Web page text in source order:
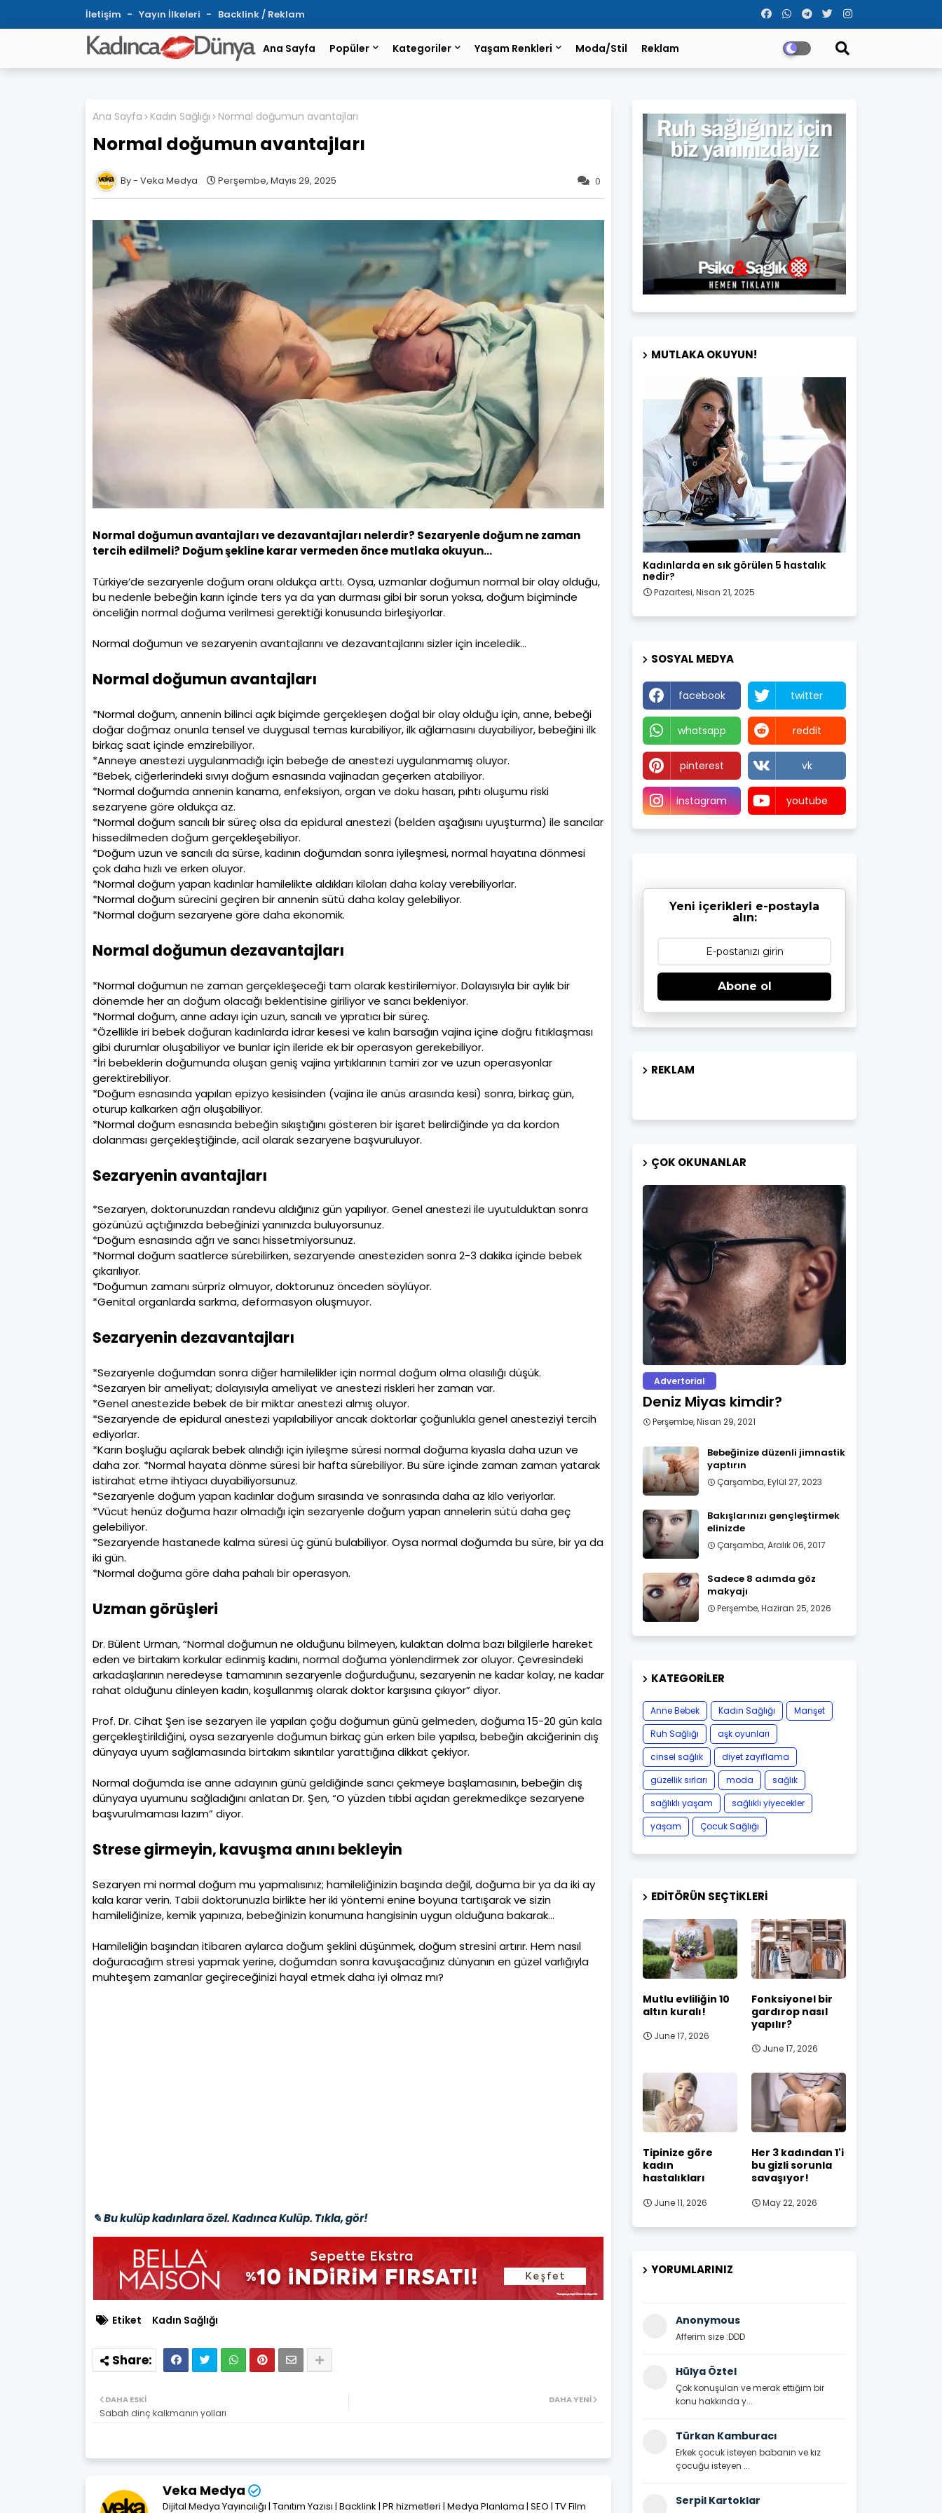
İletişim Yayın İlkeleri Backlink / Reklam
Ana Sayfa Popüler Kategoriler Yaşam Renkleri Moda/Stil Reklam
Ana Sayfa Kadın Sağlığı Normal doğumun avantajları
Normal doğumun avantajları
0
Veka Medya Perşembe, Mayıs 29, 2025
Normal doğumun avantajları ve dezavantajları nelerdir? Sezaryenle doğum ne zaman
tercih edilmeli? Doğum şekline karar vermeden önce mutlaka okuyun...
Türkiye’de sezaryenle doğum oranı oldukça arttı. Oysa, uzmanlar doğumun normal bir olay olduğu,
bu nedenle bebeğin karın içinde ters ya da yan durması gibi bir sorun yoksa, doğum biçiminde
önceliğin normal doğuma verilmesi gerektiği konusunda birleşiyorlar.
Normal doğumun ve sezaryenin avantajlarını ve dezavantajlarını sizler için inceledik…
Normal doğumun avantajları
*Normal doğum, annenin bilinci açık biçimde gerçekleşen doğal bir olay olduğu için, anne, bebeği
doğar doğmaz onunla tensel ve duygusal temas kurabiliyor, ilk ağlamasını duyabiliyor, bebeğini ilk
birkaç saat içinde emzirebiliyor.
*Anneye anestezi uygulanmadığı için bebeğe de anestezi uygulanmamış oluyor.
*Bebek, ciğerlerindeki sıvıyı doğum esnasında vajinadan geçerken atabiliyor.
*Normal doğumda annenin kanama, enfeksiyon, organ ve doku hasarı, pıhtı oluşumu riski
sezaryene göre oldukça az.
*Normal doğum sancılı bir süreç olsa da epidural anestezi (belden aşağısını uyuşturma) ile sancılar
hissedilmeden doğum gerçekleşebiliyor.
*Doğum uzun ve sancılı da sürse, kadının doğumdan sonra iyileşmesi, normal hayatına dönmesi
çok daha hızlı ve erken oluyor.
*Normal doğum yapan kadınlar hamilelikte aldıkları kiloları daha kolay verebiliyorlar.
*Normal doğum sürecini geçiren bir annenin sütü daha kolay gelebiliyor.
*Normal doğum sezaryene göre daha ekonomik.
Normal doğumun dezavantajları
*Normal doğumun ne zaman gerçekleşeceği tam olarak kestirilemiyor. Dolayısıyla bir aylık bir
dönemde her an doğum olacağı beklentisine giriliyor ve sancı bekleniyor.
*Normal doğum, anne adayı için uzun, sancılı ve yıpratıcı bir süreç.
*Özellikle iri bebek doğuran kadınlarda idrar kesesi ve kalın barsağın vajina içine doğru fıtıklaşması
gibi durumlar oluşabiliyor ve bunlar için ileride ek bir operasyon gerekebiliyor.
*İri bebeklerin doğumunda oluşan geniş vajina yırtıklarının tamiri zor ve uzun operasyonlar
gerektirebiliyor.
*Doğum esnasında yapılan epizyo kesisinden (vajina ile anüs arasında kesi) sonra, birkaç gün,
oturup kalkarken ağrı oluşabiliyor.
*Normal doğum esnasında bebeğin sıkıştığını gösteren bir işaret belirdiğinde ya da kordon
dolanması gerçekleştiğinde, acil olarak sezaryene başvuruluyor.
Sezaryenin avantajları
*Sezaryen, doktorunuzdan randevu aldığınız gün yapılıyor. Genel anestezi ile uyutulduktan sonra
gözünüzü açtığınızda bebeğinizi yanınızda buluyorsunuz.
*Doğum esnasında ağrı ve sancı hissetmiyorsunuz.
*Normal doğum saatlerce sürebilirken, sezaryende anesteziden sonra 2-3 dakika içinde bebek
çıkarılıyor.
*Doğumun zamanı sürpriz olmuyor, doktorunuz önceden söylüyor.
*Genital organlarda sarkma, deformasyon oluşmuyor.
Sezaryenin dezavantajları
*Sezaryenle doğumdan sonra diğer hamilelikler için normal doğum olma olasılığı düşük.
*Sezaryen bir ameliyat; dolayısıyla ameliyat ve anestezi riskleri her zaman var.
*Genel anestezide bebek de bir miktar anestezi almış oluyor.
*Sezaryende de epidural anestezi yapılabiliyor ancak doktorlar çoğunlukla genel anesteziyi tercih
ediyorlar.
*Karın boşluğu açılarak bebek alındığı için iyileşme süresi normal doğuma kıyasla daha uzun ve
daha zor. *Normal hayata dönme süresi bir hafta sürebiliyor. Bu süre içinde zaman zaman yatarak
istirahat etme ihtiyacı duyabiliyorsunuz.
*Sezaryenle doğum yapan kadınlar doğum sırasında ve sonrasında daha az kilo veriyorlar.
*Vücut henüz doğuma hazır olmadığı için sezaryenle doğum yapan annelerin sütü daha geç
gelebiliyor.
*Sezaryende hastanede kalma süresi üç günü bulabiliyor. Oysa normal doğumda bu süre, bir ya da
iki gün.
*Normal doğuma göre daha pahalı bir operasyon.
Uzman görüşleri
Dr. Bülent Urman, “Normal doğumun ne olduğunu bilmeyen, kulaktan dolma bazı bilgilerle hareket
eden ve birtakım korkular edinmiş kadını, normal doğuma yönlendirmek zor oluyor. Çevresindeki
arkadaşlarının neredeyse tamamının sezaryenle doğurduğunu, sezaryenin ne kadar kolay, ne kadar
rahat olduğunu dinleyen kadın, koşullanmış olarak doktor karşısına çıkıyor” diyor.
Prof. Dr. Cihat Şen ise sezaryen ile yapılan çoğu doğumun günü gelmeden, doğuma 15-20 gün kala
gerçekleştirildiğini, oysa sezaryenle doğumun birkaç gün erken bile yapılsa, bebeğin akciğerinin dış
dünyaya uyum sağlamasında birtakım sıkıntılar yarattığına dikkat çekiyor.
Normal doğumda ise anne adayının günü geldiğinde sancı çekmeye başlamasının, bebeğin dış
dünyaya uyumunu sağladığını anlatan Dr. Şen, “O yüzden tıbbi açıdan gerekmedikçe sezaryene
başvurulmaması lazım” diyor.
Strese girmeyin, kavuşma anını bekleyin
Sezaryen mi normal doğum mu yapmalısınız; hamileliğinizin başında değil, doğuma bir ya da iki ay
kala karar verin. Tabii doktorunuzla birlikte her iki yöntemi enine boyuna tartışarak ve sizin
hamileliğinize, kemik yapınıza, bebeğinizin konumuna hangisinin uygun olduğuna bakarak…
Hamileliğin başından itibaren aylarca doğum şeklini düşünmek, doğum stresini artırır. Hem nasıl
doğuracağım stresi yapmak yerine, doğumdan sonra kavuşacağınız dünyanın en güzel varlığıyla
muhteşem zamanlar geçireceğinizi hayal etmek daha iyi olmaz mı?
✎ Bu kulüp kadınlara özel. Kadınca Kulüp. Tıkla, gör!
Etiket Kadın Sağlığı
DAHA YENI
DAHA ESKI
Sabah dinç kalkmanın yolları
Veka Medya
Dijital Medya Yayıncılığı | Tanıtım Yazısı | Backlink | PR hizmetleri | Medya Planlama | SEO | TV Film
MUTLAKA OKUYUN!
Kadın Sağlığı
Kadınlarda en sık görülen 5 hastalık
nedir?
Pazartesi, Nisan 21, 2025
SOSYAL MEDYA
facebook twitter
whatsapp reddit
pinterest vk
instagram youtube
Yeni içerikleri e-postayla
alın:
Abone ol
REKLAM
ÇOK OKUNANLAR
Advertorial
Deniz Miyas kimdir?
Perşembe, Nisan 29, 2021
Bebeğinize düzenli jimnastik
yaptırın
Çarşamba, Eylül 27, 2023
Bakışlarınızı gençleştirmek
elinizde
Çarşamba, Aralık 06, 2017
Sadece 8 adımda göz
makyajı
Perşembe, Haziran 25, 2026
KATEGORILER
Anne Bebek Kadın Sağlığı
Manşet
Ruh Sağlığı
aşk oyunları
cinsel sağlık
diyet zayıflama
güzellik sırları
moda
sağlık
sağlıklı yaşam
sağlıklı yiyecekler
yaşam
Çocuk Sağlığı
EDITÖRÜN SEÇTIKLERI
Mutlu evliliğin 10
altın kuralı!
June 17, 2026
Fonksiyonel bir
gardırop nasıl
yapılır?
June 17, 2026
Tipinize göre
kadın
hastalıkları
June 11, 2026
Her 3 kadından 1'i
bu gizli sorunla
savaşıyor!
May 22, 2026
YORUMLARINIZ
Anonymous
Afferim size :DDD
Hülya Öztel
Çok konuşulan ve merak ettiğim bir
konu hakkında y...
Türkan Kamburacı
Erkek çocuk isteyen babanın ve kız
çocuğu isteyen ...
Serpil Kartoklar